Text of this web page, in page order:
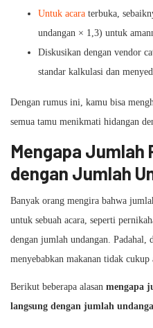
Untuk acara terbuka,
undangan × 1,3) untuk
Diskusikan dengan vendor
standar kalkulasi dan
Dengan rumus ini, kamu bisa
semua tamu menikmati hidangan
Mengapa Jumlah
dengan Jumlah
Banyak orang mengira bahwa
untuk sebuah acara, seperti
dengan jumlah undangan.
menyebabkan makanan tidak
Berikut beberapa alasan mengapa
langsung dengan jumlah